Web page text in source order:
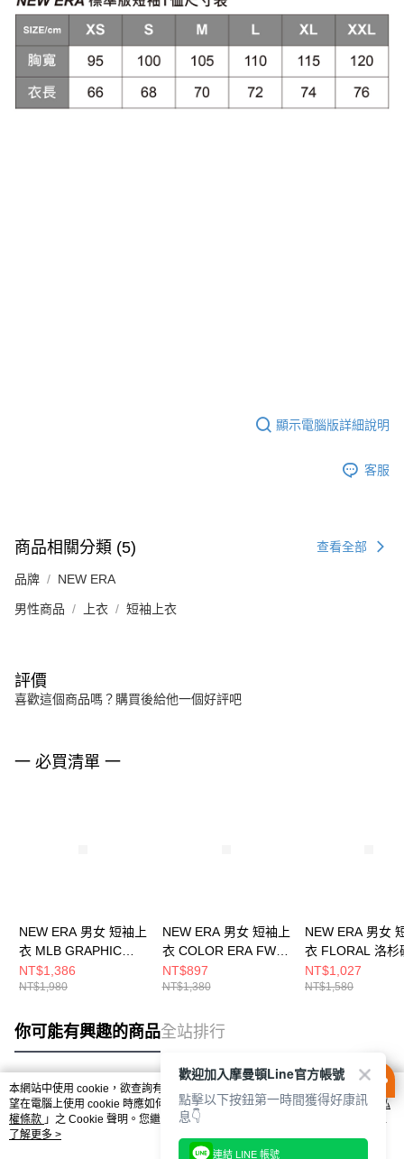
顯示電腦版詳細說明
客服
商品相關分類 (5) 查看全部
品牌 NEW ERA
男性商品 上衣 短袖上衣
評價
喜歡這個商品嗎？購買後給他一個好評吧
一 必買清單 一
NEW ERA 男女 短袖上
衣 MLB GRAPHIC
CAPSULE 洛杉磯道奇
海豚灰 NE14500124
NT$1,386
NT$1,980
NEW ERA 男女 短袖上
衣 COLOR ERA FW25
洛杉磯道奇 石灰
NE14701233
NT$897
NT$1,380
NEW ERA 男女
衣 FLORAL 洛杉
奇 海邊藍
NE14500142
NT$1,027
NT$1,580
你可能有興趣的商品全站排行
熱門標籤
本網站中使用 cookie，欲查詢有關本網站使用 cookie 方式之詳情，及若您不希
望在電腦上使用 cookie 時應如何變更電腦的 cookie 設定，請參閱本網站「
隱私
權條款 」之 Cookie 聲明。您繼續使用本網站即表示您同意本公司得按本網站使
用條款之 Cookie 聲明使用 cookie。
了解更多 >
歡迎加入摩曼頓Line官方帳號
點擊以下按鈕第一時間獲得好康訊
息👇
連結 LINE 帳號